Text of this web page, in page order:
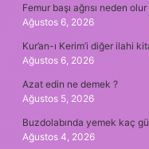
Femur başı ağrısı neden olur
Ağustos 6, 2026
Kur’an-ı Kerim’i diğer ilahi
Ağustos 6, 2026
Azat edin ne demek ?
Ağustos 5, 2026
Buzdolabında yemek kaç
Ağustos 4, 2026